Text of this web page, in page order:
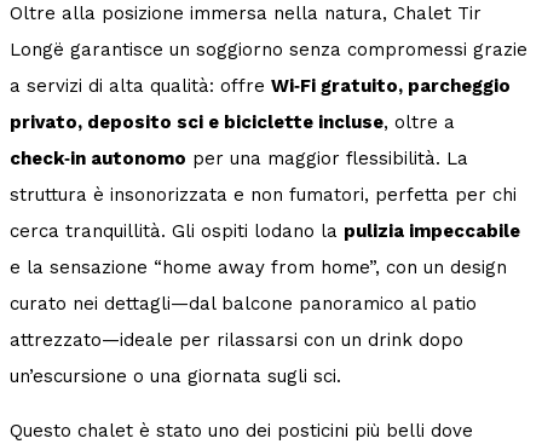
Oltre alla posizione immersa nella natura, Chalet Tir
Longë garantisce un soggiorno senza compromessi grazie
a servizi di alta qualità: offre Wi‑Fi gratuito, parcheggio
privato, deposito sci e biciclette incluse, oltre a
check‑in autonomo per una maggior flessibilità. La
struttura è insonorizzata e non fumatori, perfetta per chi
cerca tranquillità. Gli ospiti lodano la pulizia impeccabile
e la sensazione “home away from home”, con un design
curato nei dettagli—dal balcone panoramico al patio
attrezzato—ideale per rilassarsi con un drink dopo
un’escursione o una giornata sugli sci.
Questo chalet è stato uno dei posticini più belli dove